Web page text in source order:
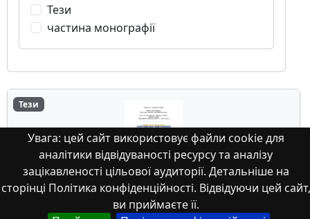
Увага: цей сайт використовує файли cookie для
аналітики відвідуваності ресурсу та аналізу
зацікавленості цільової аудиторії. Детальніше на
сторінці Політика конфіденційності. Відвідуючи цей сайт,
ви приймаєте її.
Тези
частина монографії
Тези
Integrated economic and mathematical